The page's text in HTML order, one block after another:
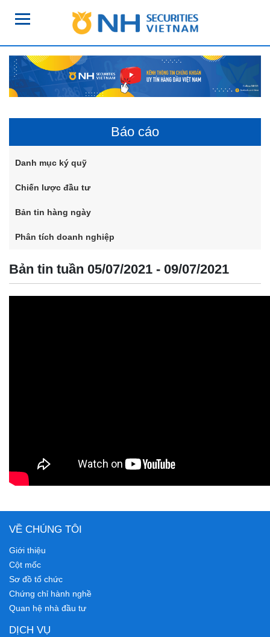
Báo cáo
Danh mục ký quỹ
Chiến lược đầu tư
Bản tin hàng ngày
Phân tích doanh nghiệp
Bản tin tuần 05/07/2021 - 09/07/2021
VỀ CHÚNG TÔI
Giới thiệu
Cột mốc
Sơ đồ tổ chức
Chứng chỉ hành nghề
Quan hệ nhà đầu tư
DỊCH VỤ